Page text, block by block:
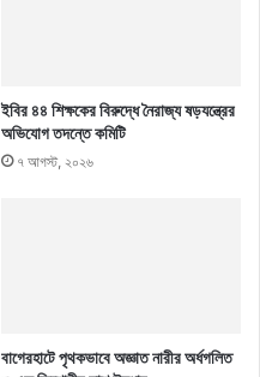
ইবির ৪৪ শিক্ষকের বিরুদ্ধে নৈরাজ্য ষড়যন্ত্রের
অভিযোগ তদন্তে কমিটি
৭ আগস্ট, ২০২৬
বাগেরহাটে পৃথকভাবে অজ্ঞাত নারীর অর্ধগলিত